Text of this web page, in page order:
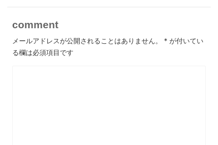
comment
メールアドレスが公開されることはありません。 * が付いてい
る欄は必須項目です